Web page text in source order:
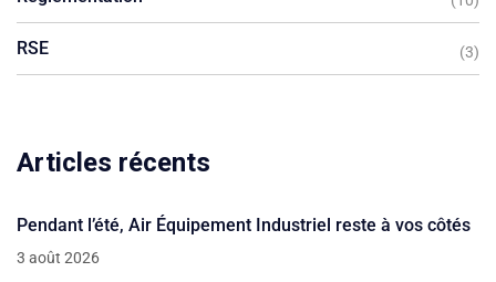
RSE (3)
Articles récents
Pendant l’été, Air Équipement Industriel reste à vos côtés
3 août 2026